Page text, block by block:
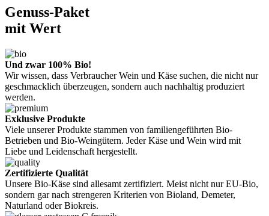
Genuss-Paket
mit Wert
Und zwar 100% Bio!
Wir wissen, dass Verbraucher Wein und Käse suchen, die nicht nur
geschmacklich überzeugen, sondern auch nachhaltig produziert
werden.
Exklusive Produkte
Viele unserer Produkte stammen von familiengeführten Bio-
Betrieben und Bio-Weingütern. Jeder Käse und Wein wird mit
Liebe und Leidenschaft hergestellt.
Zertifizierte Qualität
Unsere Bio-Käse sind allesamt zertifiziert. Meist nicht nur EU-Bio,
sondern gar nach strengeren Kriterien von Bioland, Demeter,
Naturland oder Biokreis.